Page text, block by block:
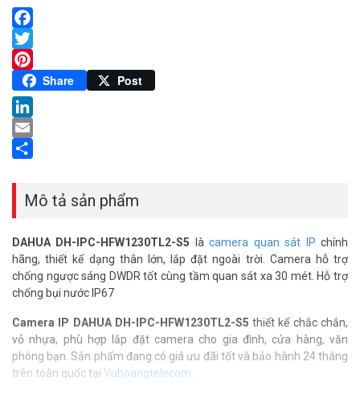
Facebook
Twitter
Pinterest
Share Post
LinkedIn
Email
Mô tả sản phẩm
DAHUA DH-IPC-HFW1230TL2-S5 làcamera quan sát IP chính
hãng, thiết kế dạng thân lớn, lắp đặt ngoài trời. Camera hỗ trợ
chống ngược sáng DWDR tốt cùng tầm quan sát xa 30 mét. Hỗ trợ
chống bụi nước IP67
Camera IP DAHUA DH-IPC-HFW1230TL2-S5 thiết kế chắc chắn,
vỏ nhựa, phù hợp lắp đặt camera cho gia đình, cửa hàng, văn
phòng bạn. Sản phẩm đang có giá ưu đãi tốt và bảo hành 24 tháng
trên toàn quốc tại Vuhoangtelecom